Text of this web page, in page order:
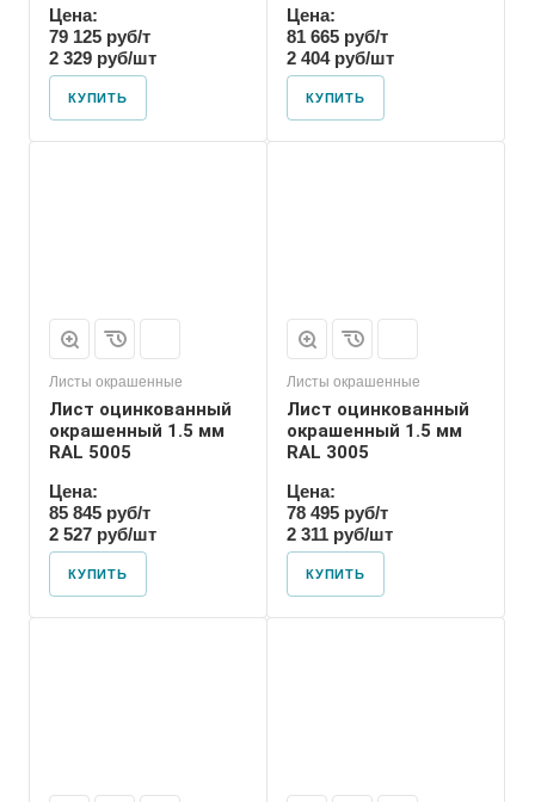
Цена:
79 125 руб/т
2 329 руб/шт
КУПИТЬ
Цена:
81 665 руб/т
2 404 руб/шт
КУПИТЬ
Листы окрашенные
Лист оцинкованный
окрашенный 1.5 мм
RAL 5005
Цена:
85 845 руб/т
2 527 руб/шт
КУПИТЬ
Листы окрашенные
Лист оцинкованный
окрашенный 1.5 мм
RAL 3005
Цена:
78 495 руб/т
2 311 руб/шт
КУПИТЬ